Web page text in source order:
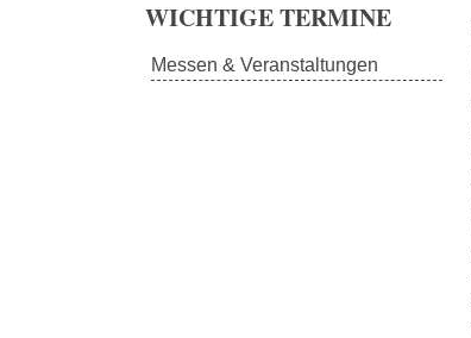
WICHTIGE TERMINE
Messen & Veranstaltungen